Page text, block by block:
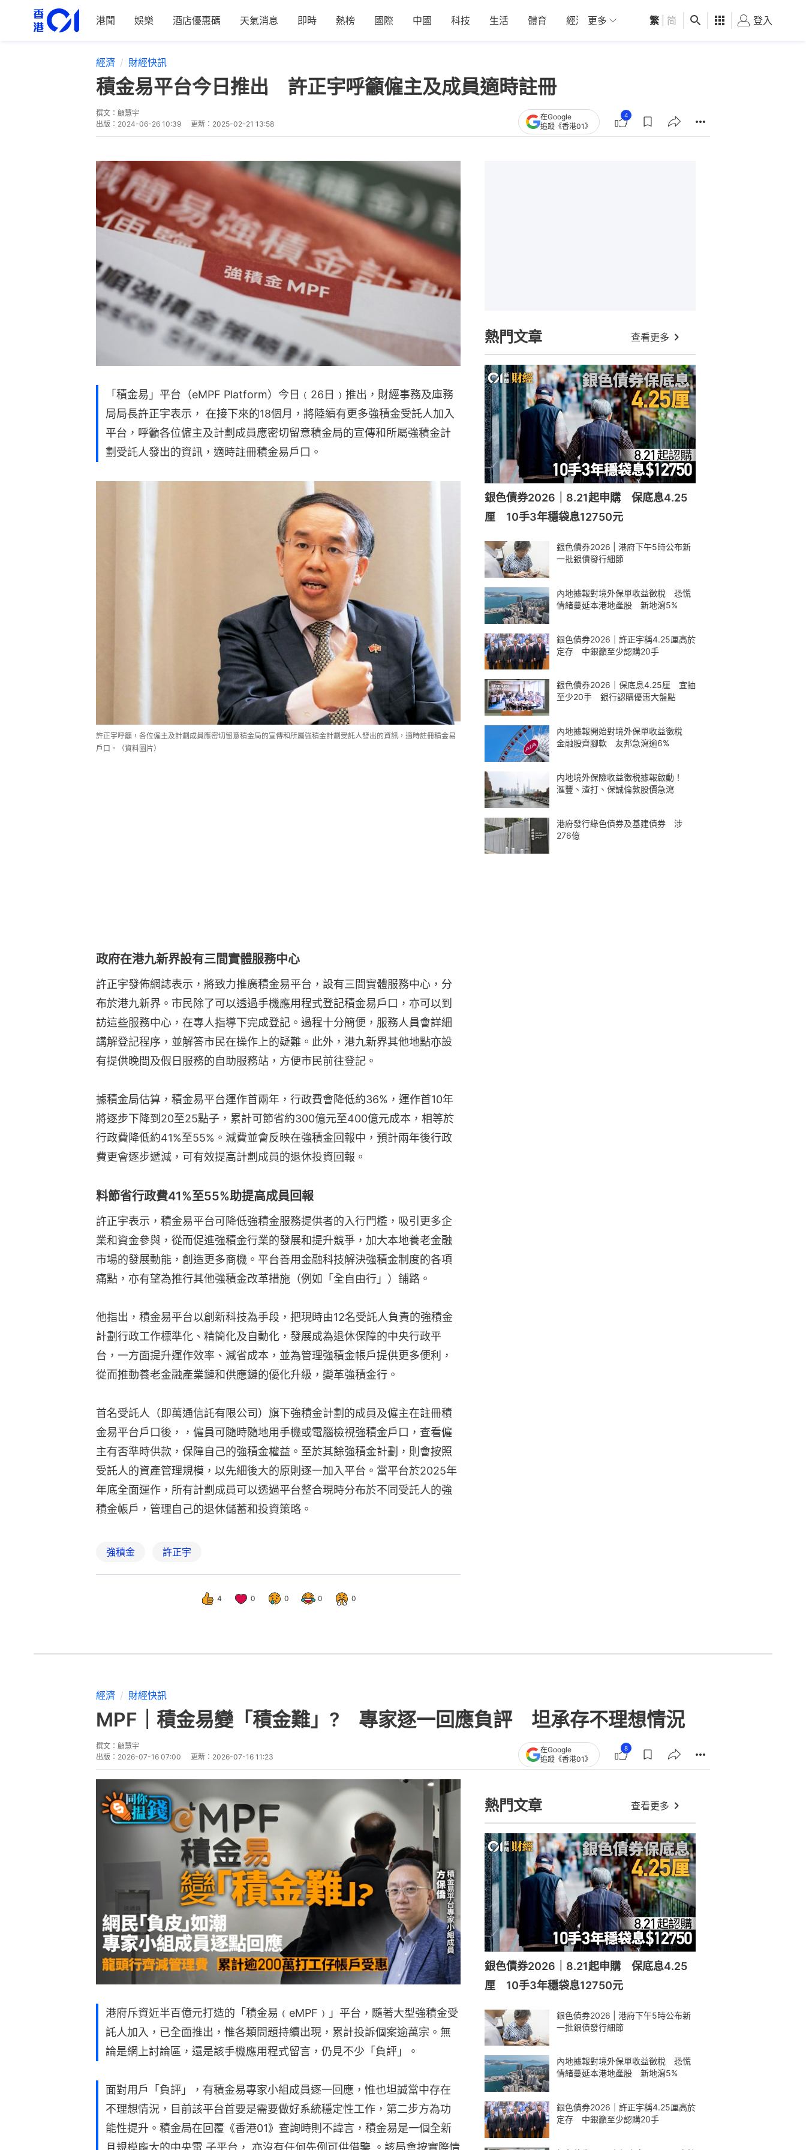
港聞 娛樂 酒店優惠碼 天氣消息 即時 熱榜 國際 中國 科技 生活 體育 經濟 01深圳 觀點 健康 好食玩飛
更多 繁 简 登入
經濟 財經快訊
積金易平台今日推出 許正宇呼籲僱主及成員適時註冊
撰文： 顧慧宇
出版： 2024-06-26 10:39 更新： 2025-02-21 13:58
在Google
追蹤《香港01》
4
「積金易」平台（eMPF Platform）今日﹙26日﹚推出，財經事務及庫務
局局長許正宇表示， 在接下來的18個月，將陸續有更多強積金受託人加入
平台，呼籲各位僱主及計劃成員應密切留意積金局的宣傳和所屬強積金計
劃受託人發出的資訊，適時註冊積金易戶口。
許正宇呼籲，各位僱主及計劃成員應密切留意積金局的宣傳和所屬強積金計劃受託人發出的資訊，適時註冊積金易
戶口。（資料圖片）
政府在港九新界設有三間實體服務中心
許正宇發佈網誌表示，將致力推廣積金易平台，設有三間實體服務中心，分
布於港九新界。市民除了可以透過手機應用程式登記積金易戶口，亦可以到
訪這些服務中心，在專人指導下完成登記。過程十分簡便，服務人員會詳細
講解登記程序，並解答市民在操作上的疑難。此外，港九新界其他地點亦設
有提供晚間及假日服務的自助服務站，方便市民前往登記。
據積金局估算，積金易平台運作首兩年，行政費會降低約36%，運作首10年
將逐步下降到20至25點子，累計可節省約300億元至400億元成本，相等於
行政費降低約41%至55%。減費並會反映在強積金回報中，預計兩年後行政
費更會逐步遞減，可有效提高計劃成員的退休投資回報。
料節省行政費41%至55%助提高成員回報
許正宇表示，積金易平台可降低強積金服務提供者的入行門檻，吸引更多企
業和資金參與，從而促進強積金行業的發展和提升競爭，加大本地養老金融
市場的發展動能，創造更多商機。平台善用金融科技解決強積金制度的各項
痛點，亦有望為推行其他強積金改革措施（例如「全自由行」）鋪路。
他指出，積金易平台以創新科技為手段，把現時由12名受託人負責的強積金
計劃行政工作標準化、精簡化及自動化，發展成為退休保障的中央行政平
台，一方面提升運作效率、減省成本，並為管理強積金帳戶提供更多便利，
從而推動養老金融產業鏈和供應鏈的優化升級，變革強積金行。
首名受託人（即萬通信託有限公司）旗下強積金計劃的成員及僱主在註冊積
金易平台戶口後，，僱員可隨時隨地用手機或電腦檢視強積金戶口，查看僱
主有否準時供款，保障自己的強積金權益。至於其餘強積金計劃，則會按照
受託人的資產管理規模，以先細後大的原則逐一加入平台。當平台於2025年
年底全面運作，所有計劃成員可以透過平台整合現時分布於不同受託人的強
積金帳戶，管理自己的退休儲蓄和投資策略。
強積金 許正宇
4 0 0 0 0
熱門文章 查看更多
銀色債券2026｜8.21起申購 保底息4.25
厘 10手3年穩袋息12750元
銀色債券2026 | 港府下午5時公布新
一批銀債發行細節
內地據報對境外保單收益徵稅 恐慌
情緒蔓延本港地產股 新地瀉5%
銀色債券2026｜許正宇稱4.25厘高於
定存 中銀籲至少認購20手
銀色債券2026｜保底息4.25厘 宜抽
至少20手 銀行認購優惠大盤點
內地據報開始對境外保單收益徵稅
金融股齊腳軟 友邦急瀉逾6%
内地境外保險收益徵税據報啟動！
滙豐、渣打、保誠倫敦股價急瀉
港府發行綠色債券及基建債券 涉
276億
經濟 財經快訊
MPF｜積金易變「積金難」? 專家逐一回應負評 坦承存不理想情況
撰文： 顧慧宇
出版： 2026-07-16 07:00 更新： 2026-07-16 11:23
在Google
追蹤《香港01》
8
港府斥資近半百億元打造的「積金易﹙eMPF﹚」平台，隨著大型強積金受
託人加入，已全面推出，惟各類問題持續出現，累計投訴個案逾萬宗。無
論是網上討論區，還是該手機應用程式留言，仍見不少「負評」。
面對用戶「負評」，有積金易專家小組成員逐一回應，惟也坦誠當中存在
不理想情況，目前該平台首要是需要做好系統穩定性工作，第二步方為功
能性提升。積金局在回覆《香港01》查詢時則不諱言，積金易是一個全新
且規模龐大的中央電 子平台， 亦沒有任何先例可供借鑒 。該局會按實際情
熱門文章 查看更多
銀色債券2026｜8.21起申購 保底息4.25
厘 10手3年穩袋息12750元
銀色債券2026 | 港府下午5時公布新
一批銀債發行細節
內地據報對境外保單收益徵稅 恐慌
情緒蔓延本港地產股 新地瀉5%
銀色債券2026｜許正宇稱4.25厘高於
定存 中銀籲至少認購20手